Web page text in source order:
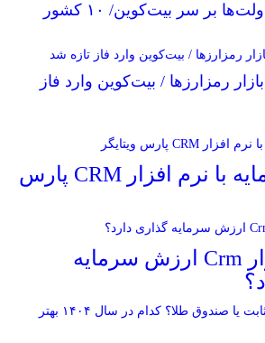
رقابت پنهان دولت‌ها بر سر بیت‌کوین/ ۱۰ کشور
رمزارزها / بیت‌کوین وارد فاز
تحلیل سرمایه با نرم افزار CRM پارس
آیا نرم افزار Crm ارزش سرمایه